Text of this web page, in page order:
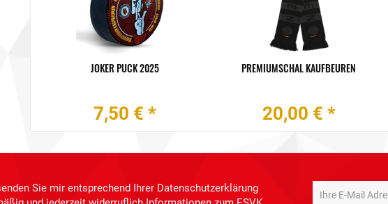
JOKER PUCK 2025
7,50 € *
PREMIUMSCHAL KAUFBEUREN
20,00 € *
Sie mir entsprechend Ihrer Datenschutzerklärung